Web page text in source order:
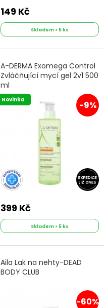
149 Kč
Skladem > 5 ks
A-DERMA Exomega Control
Zvláčňující mycí gel 2v1 500
ml
-9%
Novinka
399 Kč
Skladem > 5 ks
Aila Lak na nehty-DEAD
BODY CLUB
-60%